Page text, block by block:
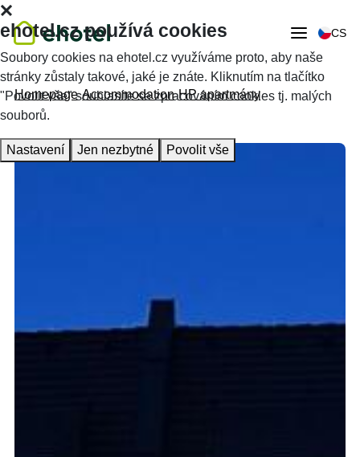
CS
Homepage Accommodation HP apartmány
ehotel.cz používá cookies
Soubory cookies na ehotel.cz využíváme proto, aby naše
stránky zůstaly takové, jaké je znáte. Kliknutím na tlačítko
"Povolit vše" souhlasíte se zpracováním cookies tj. malých
souborů.
Nastavení Jen nezbytné Povolit vše